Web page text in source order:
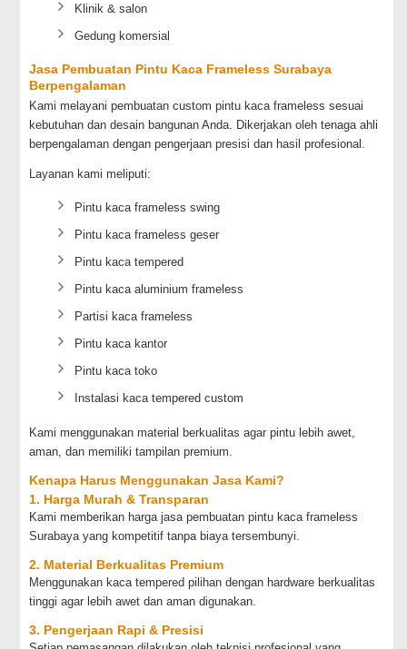
Klinik & salon
Gedung komersial
Jasa Pembuatan Pintu Kaca Frameless Surabaya
Berpengalaman
Kami melayani pembuatan custom pintu kaca frameless sesuai
kebutuhan dan desain bangunan Anda. Dikerjakan oleh tenaga ahli
berpengalaman dengan pengerjaan presisi dan hasil profesional.
Layanan kami meliputi:
Pintu kaca frameless swing
Pintu kaca frameless geser
Pintu kaca tempered
Pintu kaca aluminium frameless
Partisi kaca frameless
Pintu kaca kantor
Pintu kaca toko
Instalasi kaca tempered custom
Kami menggunakan material berkualitas agar pintu lebih awet,
aman, dan memiliki tampilan premium.
Kenapa Harus Menggunakan Jasa Kami?
1. Harga Murah & Transparan
Kami memberikan harga jasa pembuatan pintu kaca frameless
Surabaya yang kompetitif tanpa biaya tersembunyi.
2. Material Berkualitas Premium
Menggunakan kaca tempered pilihan dengan hardware berkualitas
tinggi agar lebih awet dan aman digunakan.
3. Pengerjaan Rapi & Presisi